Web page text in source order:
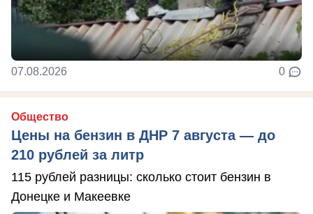
07.08.2026 0
Общество
Цены на бензин в ДНР 7 августа — до
210 рублей за литр
115 рублей разницы: сколько стоит бензин в
Донецке и Макеевке